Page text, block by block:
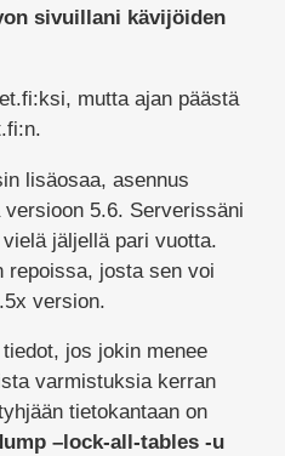
sivuillani kävijöiden
mutta ajan päästä
lisäosaa, asennus
5.6. Serverissäni
jäljellä pari vuotta.
repoissa, josta sen voi
version.
jos jokin menee
varmistuksia kerran
tietokantaan on
–lock-all-tables -u